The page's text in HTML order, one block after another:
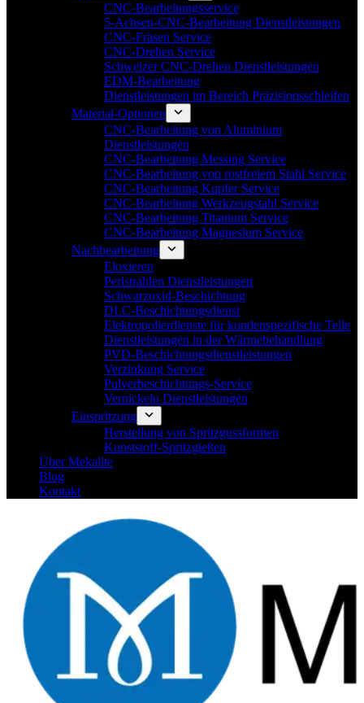
CNC-Bearbeitungsservice
5-Achsen-CNC-Bearbeitung Dienstleistungen
CNC-Fräsen Service
CNC-Drehen Service
Schweizer CNC-Drehen Dienstleistungen
EDM-Bearbeitung
Dienstleistungen im Bereich Präzisionsschleifen
Material-Optionen
CNC-Bearbeitung von Aluminium
Dienstleistungen
CNC-Bearbeitung Messing Service
CNC-Bearbeitung von rostfreiem Stahl Service
CNC-Bearbeitung Kupfer Service
CNC-Bearbeitung Werkzeugstahl Service
CNC-Bearbeitung Titanium Service
CNC-Bearbeitung Magnesium Service
Nachbearbeitung
Eloxieren
Perlstrahlen Dienstleistungen
Schwarzoxid-Beschichtung
DLC-Beschichtungsdienst
Elektropolierdienste für kundenspezifische Teile
Dienstleistungen in der Wärmebehandlung
PVD-Beschichtungsdienstleistungen
Verzinkung Service
Pulverbeschichtungs-Service
Vernickeln Dienstleistungen
Einspritzung
Herstellung von Spritzgussformen
Kunststoff-Spritzgießen
Über Mekalite
Blog
Kontakt